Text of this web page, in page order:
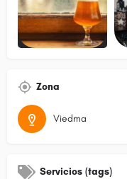
Zona
Viedma
Servicios (tags)